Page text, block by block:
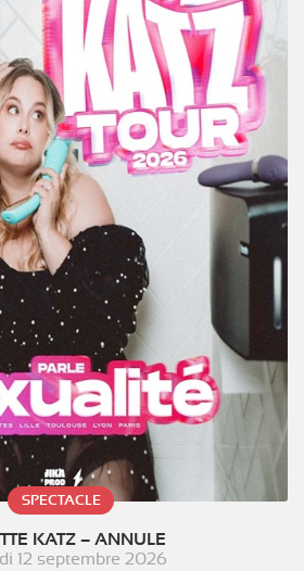
SPECTACLE
KATZ – ANNULE
12 septembre 2026